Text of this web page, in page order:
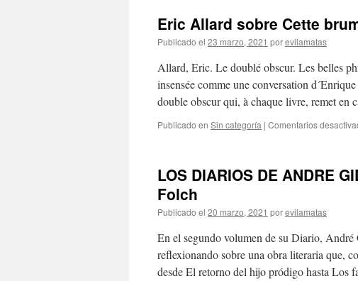
Eric Allard sobre Cette
Publicado el 23 marzo, 2021 porevilamatas
Allard, Eric. Le doublé obscur. Les belles
insensée comme une conversation
double obscur qui, à chaque livre, remet en
Publicado en Sin categoría | Comentarios
LOS DIARIOS DE ANDRE
Folch
Publicado el 20 marzo, 2021 porevilamatas
En el segundo volumen de su Diario,
reflexionando sobre una obra literaria que,
desde El retorno del hijo pródigo hasta Los